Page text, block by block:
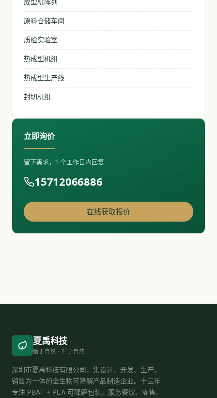
成型机阵列
原料仓储车间
质检实验室
热成型机组
热成型生产线
封切机组
立即询价
留下需求，1 个工作日内回复
15712066886
在线获取报价
夏禹科技
始于自然 · 归于自然
深圳市夏禹科技有限公司，集设计、开发、生产、
销售为一体的全生物可降解产品制造企业。十三年
专注 PBAT + PLA 可降解包装，服务餐饮、零售、